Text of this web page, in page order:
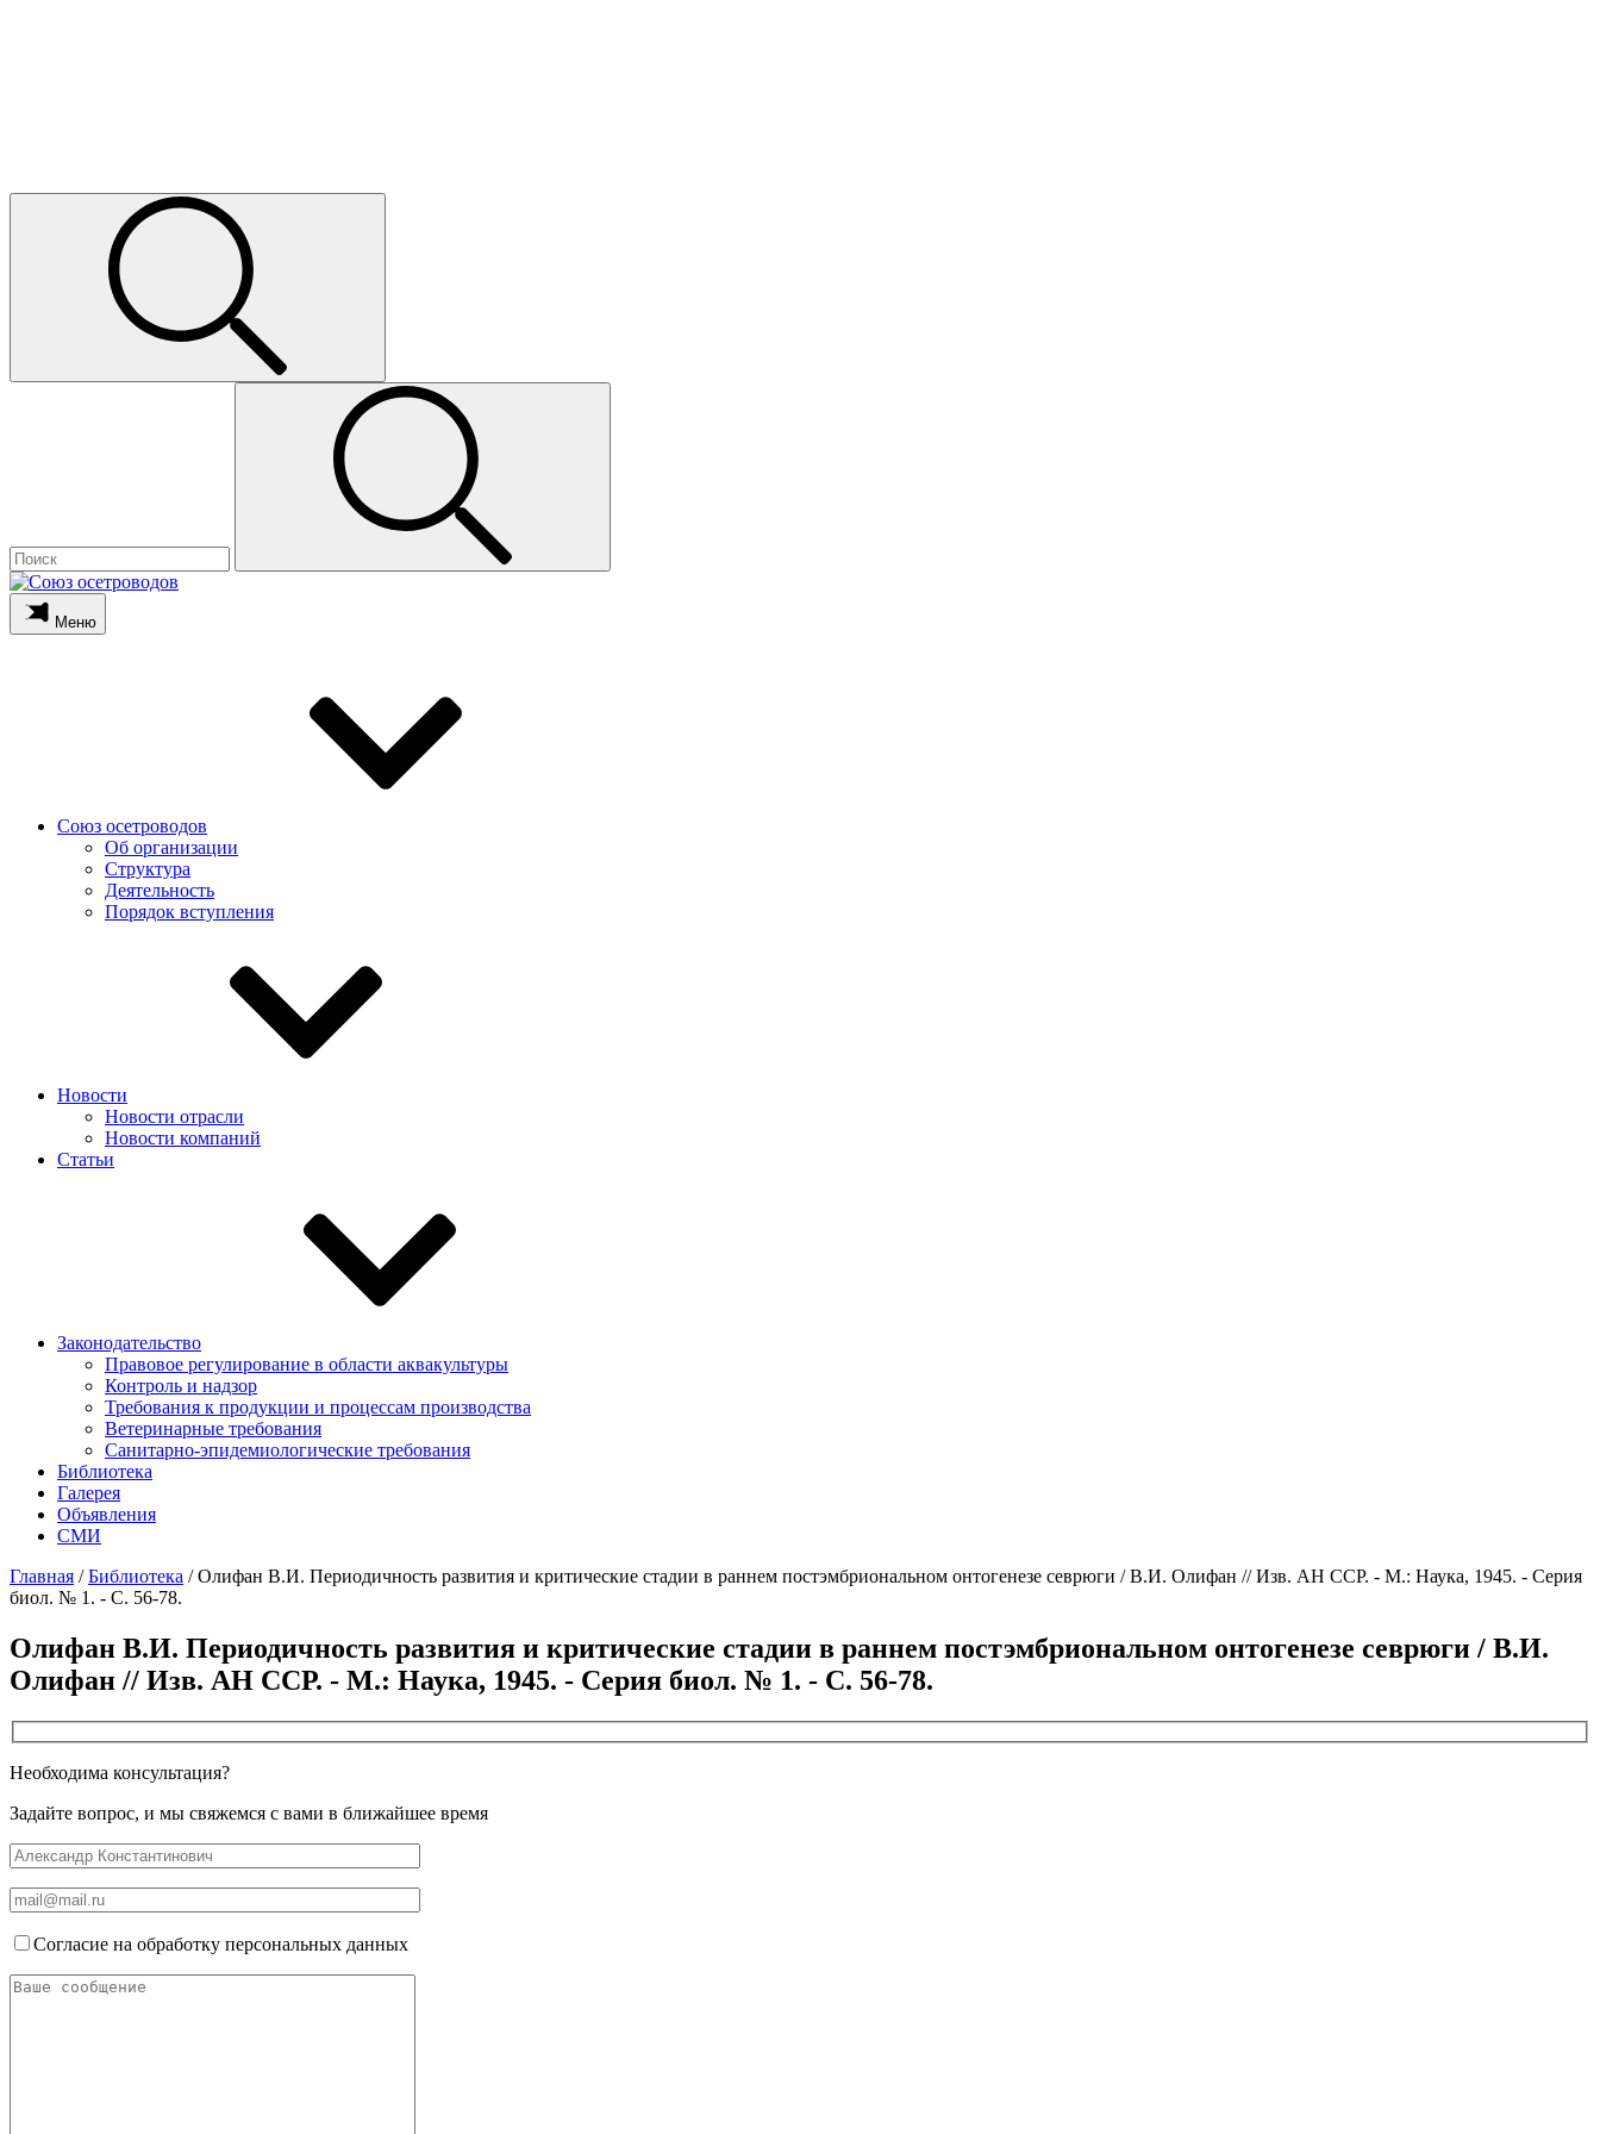
Меню
Союз осетроводов
Об организации
Структура
Деятельность
Порядок вступления
Новости
Новости отрасли
Новости компаний
Статьи
Законодательство
Правовое регулирование в области аквакультуры
Контроль и надзор
Требования к продукции и процессам производства
Ветеринарные требования
Санитарно-эпидемиологические требования
Библиотека
Галерея
Объявления
СМИ
Главная /Библиотека /Олифан В.И. Периодичность развития и критические стадии в раннем постэмбриональном онтогенезе севрюги / В.И. Олифан // Изв. АН ССР. - М.: Наука, 1945. - Серия
биол. № 1. - С. 56-78.
Олифан В.И. Периодичность развития и критические стадии в раннем постэмбриональном онтогенезе севрюги / В.И.
Олифан // Изв. АН ССР. - М.: Наука, 1945. - Серия биол. № 1. - С. 56-78.
Необходима консультация?
Задайте вопрос, и мы свяжемся с вами в ближайшее время
Согласие на обработку персональных данных